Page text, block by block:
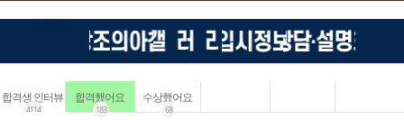
합격생 인터뷰
4114
합격했어요
183
수상했어요
68